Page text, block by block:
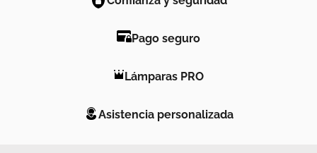
Pago seguro
Lámparas PRO
Asistencia personalizada